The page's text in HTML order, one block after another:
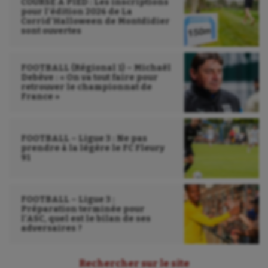
Patinage artistique
Pétanque
Randonnée / Marche
Sauvetage sportif
Sport handicap
Sport santé
COURSE À PIED : Les inscriptions
pour l’édition 2026 de La
Corrid’Halloween de Montdidier
sont ouvertes
FOOTBALL (Régional 1) – Michaël
Debève : « On va tout faire pour
retrouver le championnat de
France »
FOOTBALL – Ligue 3 : Ne pas
prendre à la légère le FC Fleury
91
FOOTBALL – Ligue 3 :
Préparation terminée pour
l’ASC, quel est le bilan de ses
adversaires ?
Rechercher sur le site